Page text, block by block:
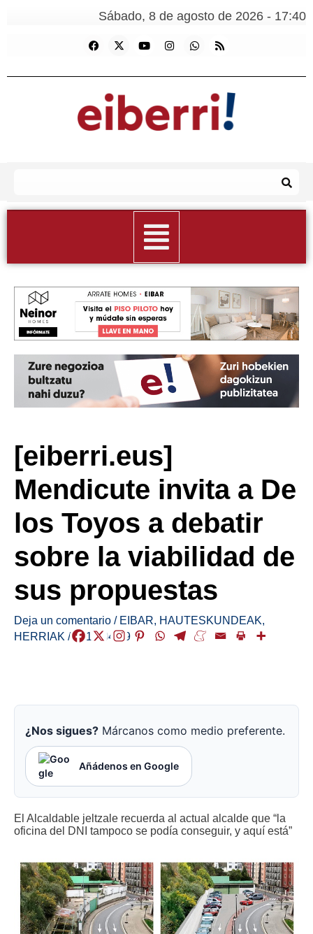
Sábado, 8 de agosto de 2026 - 17:40
[eiberri.eus]
Mendicute invita a De
los Toyos a debatir
sobre la viabilidad de
sus propuestas
Deja un comentario / EIBAR, HAUTESKUNDEAK,
HERRIAK /2019-04-09
¿Nos sigues? Márcanos como medio preferente.
Añádenos en Google
El Alcaldable jeltzale recuerda al actual alcalde que “la
oficina del DNI tampoco se podía conseguir, y aquí está”